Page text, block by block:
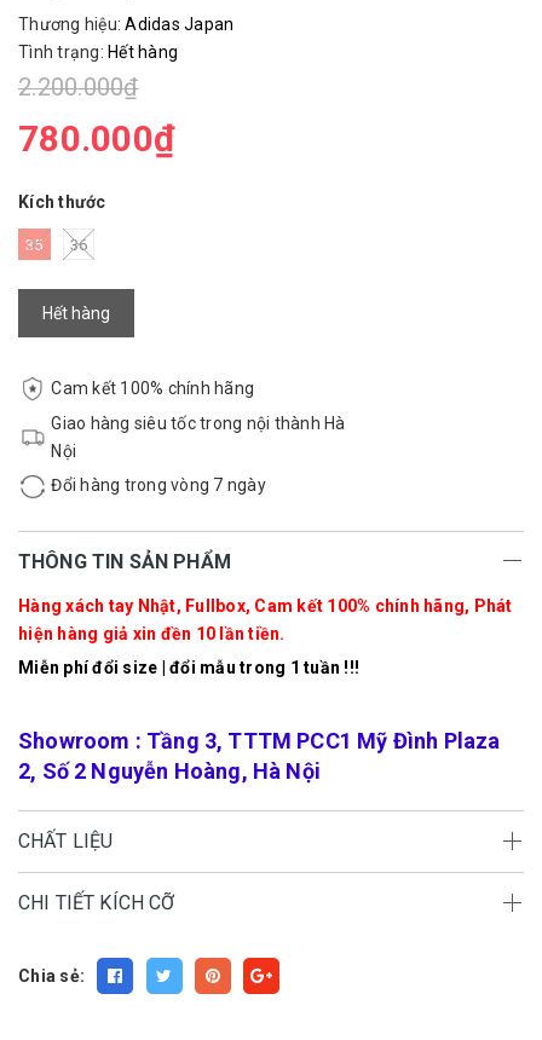
Thương hiệu: Adidas Japan
Tình trạng: Hết hàng
2.200.000₫
780.000₫
Kích thước
35 36
Hết hàng
Cam kết 100% chính hãng
Giao hàng siêu tốc trong nội thành Hà
Nội
Đổi hàng trong vòng 7 ngày
THÔNG TIN SẢN PHẨM
Hàng xách tay Nhật, Fullbox, Cam kết 100% chính hãng, Phát
hiện hàng giả xin đền 10 lần tiền.
Miễn phí đổi size | đổi mẫu trong 1 tuần !!!
Showroom : Tầng 3, TTTM PCC1 Mỹ Đình Plaza
2, Số 2 Nguyễn Hoàng, Hà Nội
CHẤT LIỆU
CHI TIẾT KÍCH CỠ
Chia sẻ: